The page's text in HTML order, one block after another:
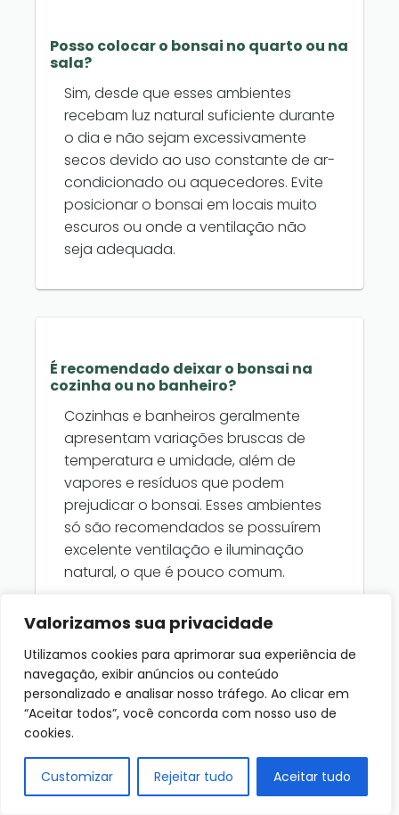
Valorizamos sua privacidade
Utilizamos cookies para aprimorar sua experiência de
navegação, exibir anúncios ou conteúdo
personalizado e analisar nosso tráfego. Ao clicar em
“Aceitar todos”, você concorda com nosso uso de
cookies.
Customizar Rejeitar tudo Aceitar tudo
Posso colocar o bonsai no quarto ou na
sala?
Sim, desde que esses ambientes
recebam luz natural suficiente durante
o dia e não sejam excessivamente
secos devido ao uso constante de ar-
condicionado ou aquecedores. Evite
posicionar o bonsai em locais muito
escuros ou onde a ventilação não
seja adequada.
É recomendado deixar o bonsai na
cozinha ou no banheiro?
Cozinhas e banheiros geralmente
apresentam variações bruscas de
temperatura e umidade, além de
vapores e resíduos que podem
prejudicar o bonsai. Esses ambientes
só são recomendados se possuírem
excelente ventilação e iluminação
natural, o que é pouco comum.
O bonsai pode ficar em áreas externas
como sacadas ou varandas?
Sim, o bonsai pode ser colocado em
áreas externas protegidas, como
sacadas ou varandas cobertas,